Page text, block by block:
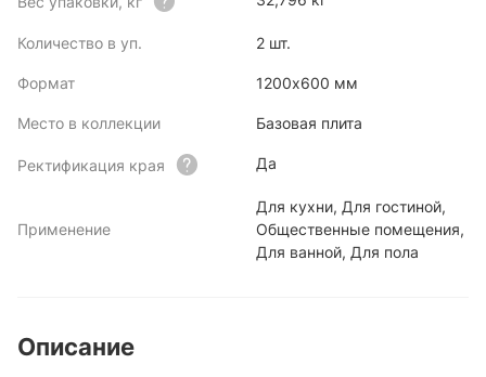
Количество в уп. 2 шт.
Формат 1200x600 мм
Место в коллекции Базовая плита
Ректификация края Да
Применение
Для кухни, Для гостиной,
Общественные помещения,
Для ванной, Для пола
Описание